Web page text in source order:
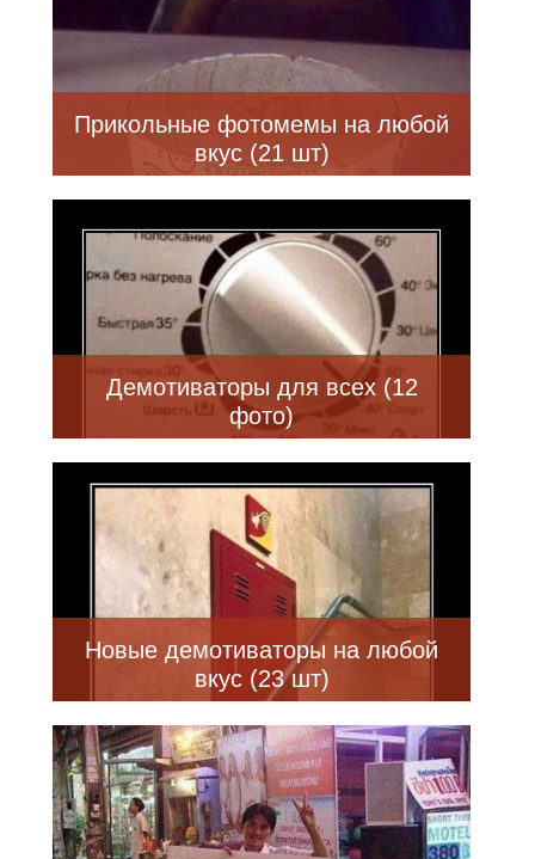
Прикольные фотомемы на любой
вкус (21 шт)
Демотиваторы для всех (12
фото)
Новые демотиваторы на любой
вкус (23 шт)